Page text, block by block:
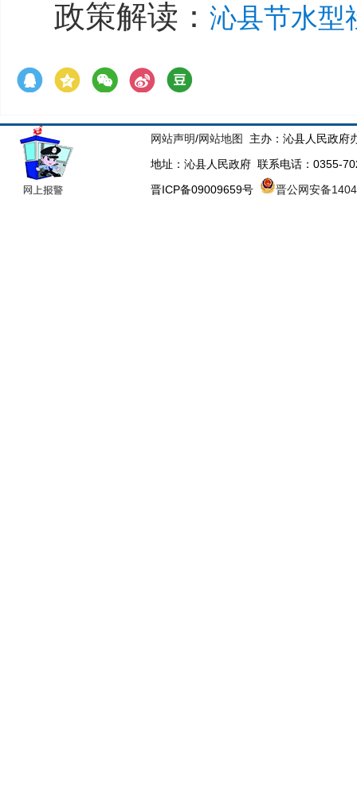
政策解读： 沁县节水型
网站声明/网站地图
主办：沁县人民政府
地址：沁县人民政府 联系电话：0355-
晋ICP备09009659号
晋公网安备